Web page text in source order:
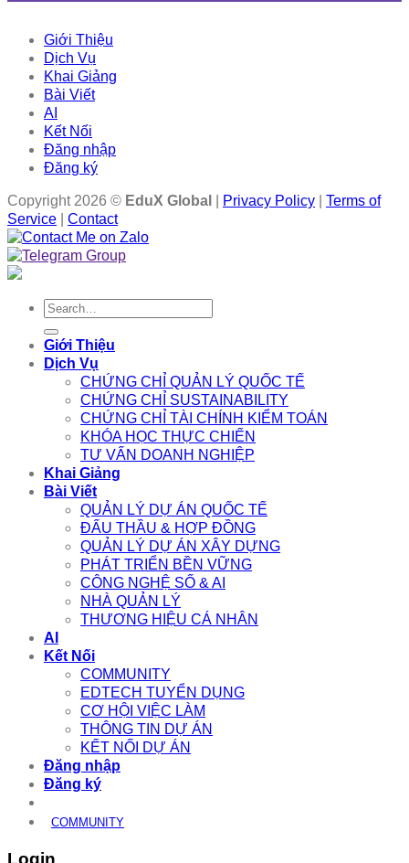
Giới Thiệu
Dịch Vụ
Khai Giảng
Bài Viết
AI
Kết Nối
Đăng nhập
Đăng ký
Copyright 2026 © EduX Global Privacy Policy
Terms of
Service
Contact
Search
Giới Thiệu
Dịch Vụ
CHỨNG CHỈ QUẢN LÝ QUỐC TẾ
CHỨNG CHỈ SUSTAINABILITY
CHỨNG CHỈ TÀI CHÍNH KIỂM TOÁN
KHÓA HỌC THỰC CHIẾN
TƯ VẤN DOANH NGHIỆP
Khai Giảng
Bài Viết
QUẢN LÝ DỰ ÁN QUỐC TẾ
ĐẤU THẦU & HỢP ĐỒNG
QUẢN LÝ DỰ ÁN XÂY DỰNG
PHÁT TRIỂN BỀN VỮNG
CÔNG NGHỆ SỐ & AI
NHÀ QUẢN LÝ
THƯƠNG HIỆU CÁ NHÂN
AI
Kết Nối
COMMUNITY
EDTECH TUYỂN DỤNG
CƠ HỘI VIỆC LÀM
THÔNG TIN DỰ ÁN
KẾT NỐI DỰ ÁN
Đăng nhập
Đăng ký
COMMUNITY
Login